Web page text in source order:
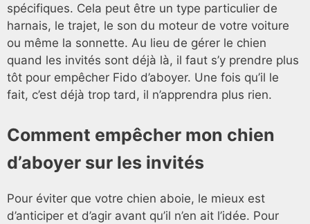
spécifiques. Cela peut être un type particulier de
harnais, le trajet, le son du moteur de votre voiture
ou même la sonnette. Au lieu de gérer le chien
quand les invités sont déjà là, il faut s’y prendre plus
tôt pour empêcher Fido d’aboyer. Une fois qu’il le
fait, c’est déjà trop tard, il n’apprendra plus rien.
Comment empêcher mon chien
d’aboyer sur les invités
Pour éviter que votre chien aboie, le mieux est
d’anticiper et d’agir avant qu’il n’en ait l’idée. Pour